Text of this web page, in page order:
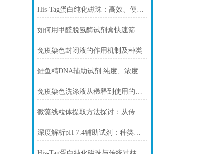
His-Tag蛋白纯化磁珠：高效、便捷的蛋白纯化解决方案
如何用甲醛脱氢酶试剂盒快速筛查食品中甲醛残留？
免疫染色封闭液的作用机制及种类
鲑鱼精DNA辅助试剂 纯度、浓度与稳定性对实验结果的影响
免疫染色洗涤液从稀释到使用的完整流程
微藻线粒体提取方法探讨：从传统技术到试剂盒方案
深度解析pH 7.4辅助试剂：种类、选择